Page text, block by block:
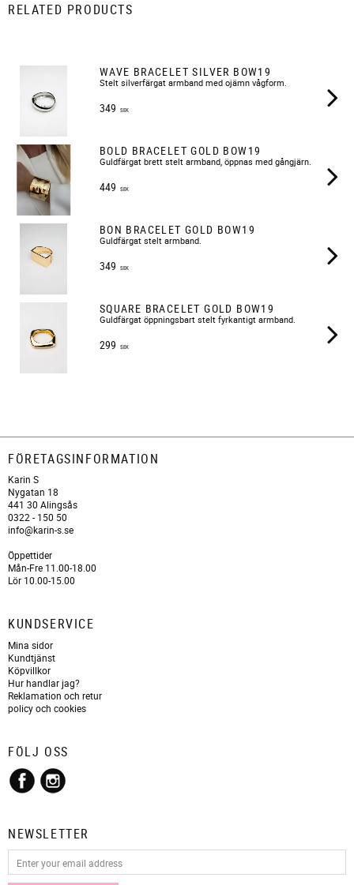
RELATED PRODUCTS
WAVE BRACELET SILVER BOW19
Stelt silverfärgat armband med ojämn vågform.
349 SEK
BOLD BRACELET GOLD BOW19
Guldfärgat brett stelt armband, öppnas med gångjärn.
449 SEK
BON BRACELET GOLD BOW19
Guldfärgat stelt armband.
349 SEK
SQUARE BRACELET GOLD BOW19
Guldfärgat öppningsbart stelt fyrkantigt armband.
299 SEK
FÖRETAGSINFORMATION
Karin S
Nygatan 18
441 30 Alingsås
0322 - 150 50
info@karin-s.se
Öppettider
Mån-Fre 11.00-18.00
Lör 10.00-15.00
KUNDSERVICE
Mina sidor
Kundtjänst
Köpvillkor
Hur handlar jag?
Reklamation och retur
policy och cookies
FÖLJ OSS
NEWSLETTER